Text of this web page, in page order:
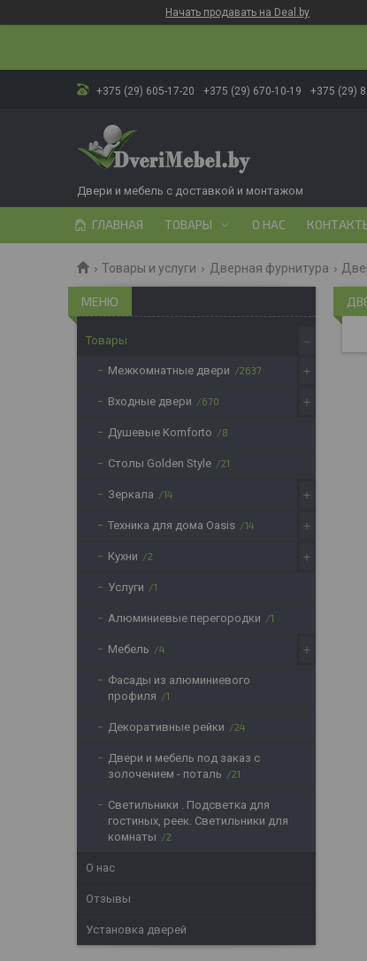
Начать продавать на Deal.by
+375 (29) 605-17-20 +375 (29) 670-10-19 +375 (29)
Двери и мебель с доставкой и монтажом
ГЛАВНАЯ ТОВАРЫ О НАС
Товары и услуги Дверная фурнитура
Товары
Межкомнатные двери 2637
Входные двери 670
Душевые Komforto 8
Столы Golden Style 21
Зеркала 14
Техника для дома Oasis 14
Кухни 2
Услуги 1
Алюминиевые перегородки 1
Мебель 4
Фасады из алюминиевого
профиля
1
Декоративные рейки 24
Двери и мебель под заказ с
золочением - поталь
21
Светильники . Подсветка для
гостиных, реек. Светильники для
комнаты
2
О нас
Отзывы
Установка дверей